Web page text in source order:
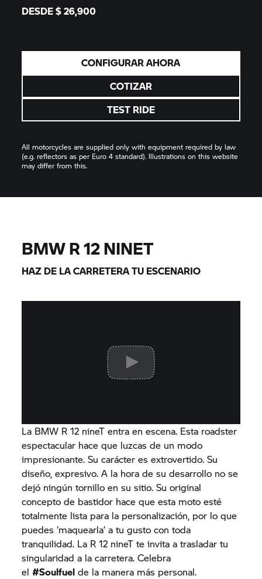
DESDE $26,900
CONFIGURAR AHORA
COTIZAR
TEST RIDE
All motorcycles are supplied only with equipment required by law
(e.g. reflectors as per Euro 4 standard). Illustrations on this website
may differ from this.
BMW R 12 NINET
HAZ DE LA CARRETERA TU ESCENARIO
La BMW R 12 nineT entra en escena. Esta roadster
espectacular hace que luzcas de un modo
impresionante. Su carácter es extrovertido. Su
diseño, expresivo. A la hora de su desarrollo no se
dejó ningún tornillo en su sitio. Su original
concepto de bastidor hace que esta moto esté
totalmente lista para la personalización, por lo que
puedes ‘maquearla’ a tu gusto con toda
tranquilidad. La R 12 nineT te invita a trasladar tu
singularidad a la carretera. Celebra
el#Soulfuel de la manera más personal.